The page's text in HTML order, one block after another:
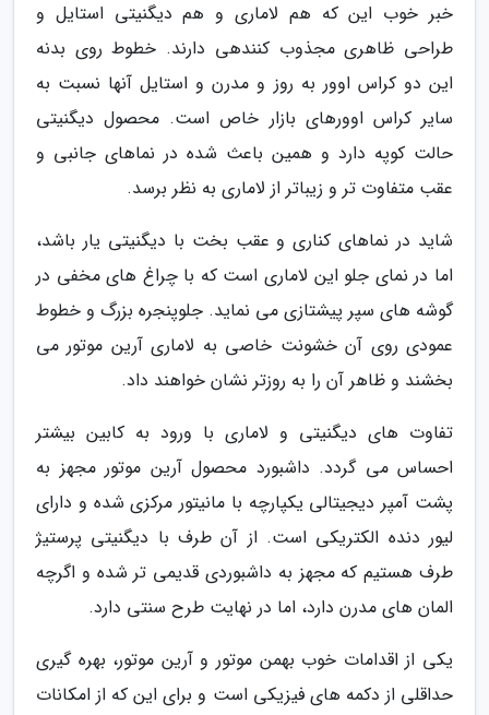
خبر خوب این که هم لاماری و هم دیگنیتی استایل و
طراحی ظاهری مجذوب کنندهی دارند. خطوط روی بدنه
این دو کراس اوور به روز و مدرن و استایل آنها نسبت به
سایر کراس اوورهای بازار خاص است. محصول دیگنیتی
حالت کوپه دارد و همین باعث شده در نماهای جانبی و
عقب متفاوت تر و زیباتر از لاماری به نظر برسد.
شاید در نماهای کناری و عقب بخت با دیگنیتی یار باشد،
اما در نمای جلو این لاماری است که با چراغ های مخفی در
گوشه های سپر پیشتازی می نماید. جلوپنجره بزرگ و خطوط
عمودی روی آن خشونت خاصی به لاماری آرین موتور می
بخشند و ظاهر آن را به روزتر نشان خواهند داد.
تفاوت های دیگنیتی و لاماری با ورود به کابین بیشتر
احساس می گردد. داشبورد محصول آرین موتور مجهز به
پشت آمپر دیجیتالی یکپارچه با مانیتور مرکزی شده و دارای
لیور دنده الکتریکی است. از آن طرف با دیگنیتی پرستیژ
طرف هستیم که مجهز به داشبوردی قدیمی تر شده و اگرچه
المان های مدرن دارد، اما در نهایت طرح سنتی دارد.
یکی از اقدامات خوب بهمن موتور و آرین موتور، بهره گیری
حداقلی از دکمه های فیزیکی است و برای این که از امکانات